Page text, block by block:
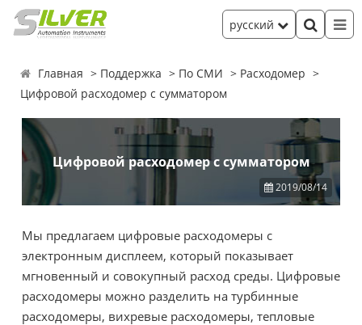
русский
Главная Поддержка По СМИ
Расходомер
Цифровой расходомер с сумматором
Цифровой расходомер с сумматором
2019/08/14
Мы предлагаем цифровые расходомеры с
электронным дисплеем, который показывает
мгновенный и совокупный расход среды. Цифровые
расходомеры можно разделить на турбинные
расходомеры, вихревые расходомеры, тепловые